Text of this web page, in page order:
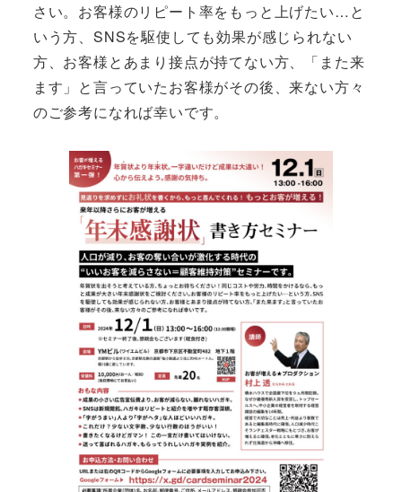
さい。お客様のリピート率をもっと上げたい…と
いう方、SNSを駆使しても効果が感じられない
方、お客様とあまり接点が持てない方、「また来
ます」と言っていたお客様がその後、来ない方々
のご参考になれば幸いです。